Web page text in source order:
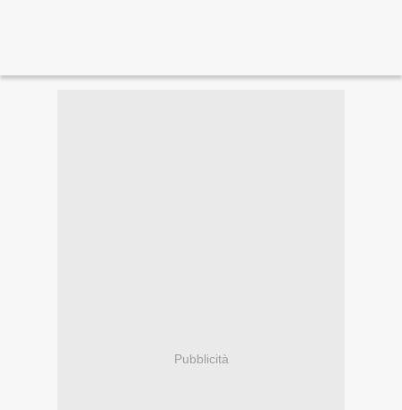
Pubblicità